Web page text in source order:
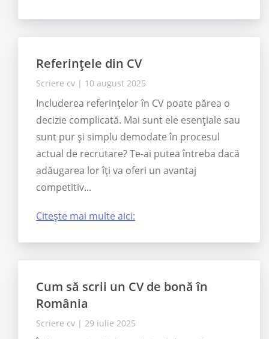
Referințele din CV
Scriere cv | 10 august 2025
Includerea referințelor în CV poate părea o
decizie complicată. Mai sunt ele esențiale sau
sunt pur și simplu demodate în procesul
actual de recrutare? Te-ai putea întreba dacă
adăugarea lor îți va oferi un avantaj
competitiv...
Citește mai multe aici:
Cum să scrii un CV de bonă în
România
Scriere cv | 29 iulie 2025